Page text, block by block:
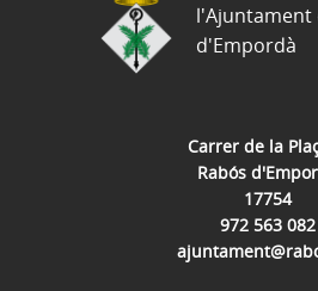
Carrer de la
Rabós
17754
972 563 082
l'Ajuntament
d'Empordà